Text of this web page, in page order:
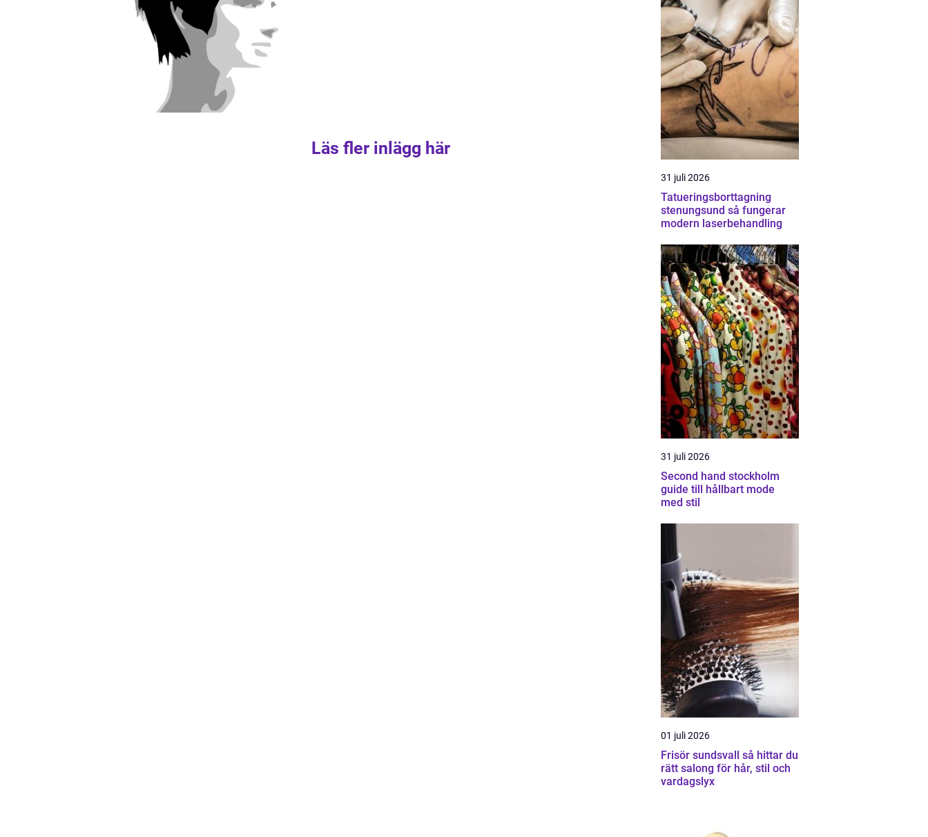
Läs fler inlägg här
31 juli 2026
Tatueringsborttagning
stenungsund så fungerar
modern laserbehandling
31 juli 2026
Second hand stockholm
guide till hållbart mode
med stil
01 juli 2026
Frisör sundsvall så hittar du
rätt salong för hår, stil och
vardagslyx